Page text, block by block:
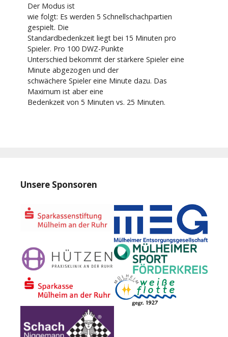
Der Modus ist
wie folgt: Es werden 5 Schnellschachpartien
gespielt. Die
Standardbedenkzeit liegt bei 15 Minuten pro
Spieler. Pro 100 DWZ-Punkte
Unterschied bekommt der stärkere Spieler eine
Minute abgezogen und der
schwächere Spieler eine Minute dazu. Das
Maximum ist aber eine
Bedenkzeit von 5 Minuten vs. 25 Minuten.
Unsere Sponsoren